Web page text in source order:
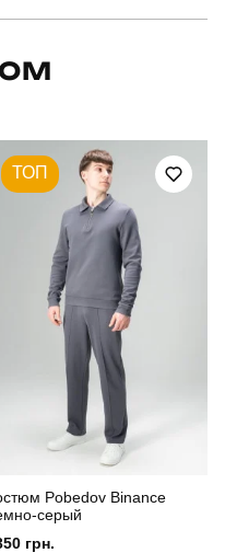
для повсякденного носіння
повсякденний
штани: 100% бавовна
ТОП
Pobedov Binance
серый
грн.